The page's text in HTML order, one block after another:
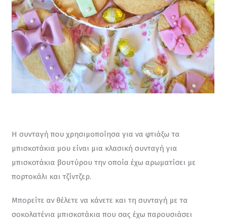
Η συνταγή που χρησιμοποίησα για να φτιάξω τα
μπισκοτάκια μου είναι μια κλασική συνταγή για
μπισκοτάκια βουτύρου την οποία έχω αρωματίσει με
πορτοκάλι και τζίντζερ.
Μπορείτε αν θέλετε να κάνετε και τη συνταγή με τα
σοκολατένια μπισκοτάκια που σας έχω παρουσιάσει